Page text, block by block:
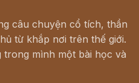
câu chuyện cổ tích, thần
từ khắp nơi trên thế giới.
mình một bài học và